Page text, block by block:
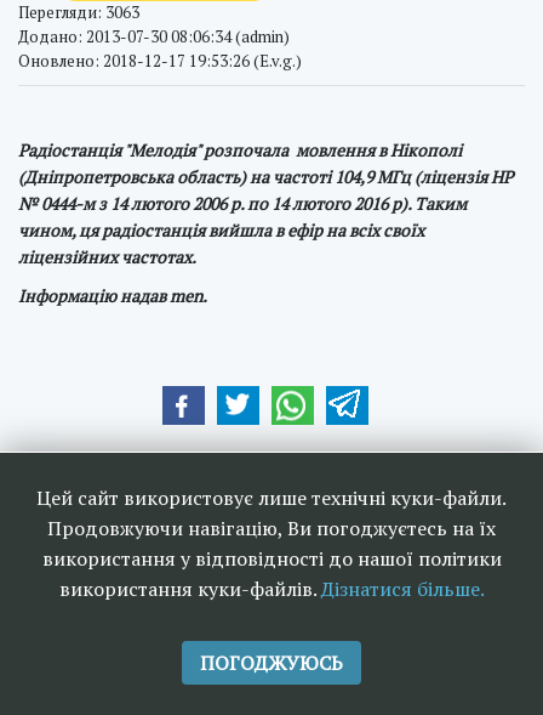
Перегляди: 3063
Додано: 2013-07-30 08:06:34 (admin)
Оновлено: 2018-12-17 19:53:26 (E.v.g.)
Радіостанція "Мелодія" розпочала мовлення в Нікополі
(Дніпропетровська область) на частоті 104,9 МГц (ліцензія НР
№ 0444-м з 14 лютого 2006 р. по 14 лютого 2016 р). Таким
чином, ця радіостанція вийшла в ефір на всіх своїх
ліцензійних частотах.
Інформацію надав men.
Цей сайт використовує лише технічні куки-файли.
Продовжуючи навігацію, Ви погоджуєтесь на їх
використання у відповідності до нашої політики
використання куки-файлів.Дізнатися більше.
ПОГОДЖУЮСЬ
радіомовлення в Україні 2006-
2026